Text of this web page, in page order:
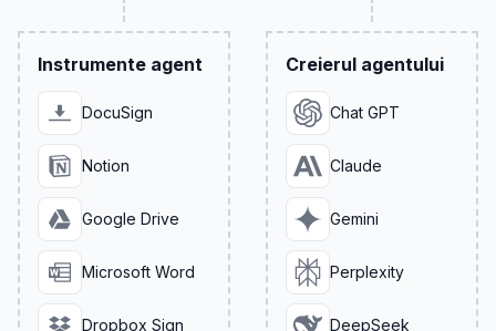
Instrumente agent
DocuSign
Notion
Google Drive
Microsoft Word
Dropbox Sign
Creierul agentului
Chat GPT
Claude
Gemini
Perplexity
DeepSeek